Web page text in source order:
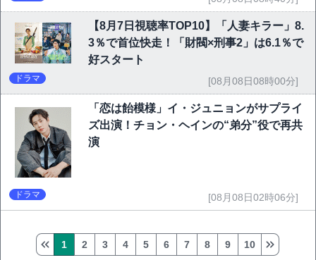
【8月7日視聴率TOP10】「人妻キラー」8.
3％で首位快走！「財閥×刑事2」は6.1％で
好スタート
ドラマ [08月08日08時00分]
「恋は飴模様」イ・ジュニョンがサプライ
ズ出演！チョン・ヘインの“弟分”役で再共
演
ドラマ [08月08日02時06分]
1 2 3 4 5 6 7 8 9 10